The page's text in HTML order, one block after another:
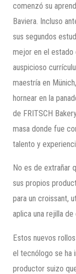
comenzó su
Baviera. Incluso
sus segundos
mejor en el estado
auspicioso
maestría en
hornear en la
de FRITSCH
masa donde fue
talento y
No es de extrañar
sus propios
para un croissant,
aplica una rejilla
Estos nuevos
el tecnólogo se ha
productor suizo